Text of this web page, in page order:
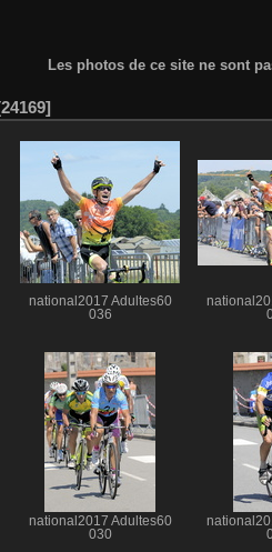
Les photos de ce site ne sont
24169
national2017 Adultes60
036
national2017 Adultes60
030